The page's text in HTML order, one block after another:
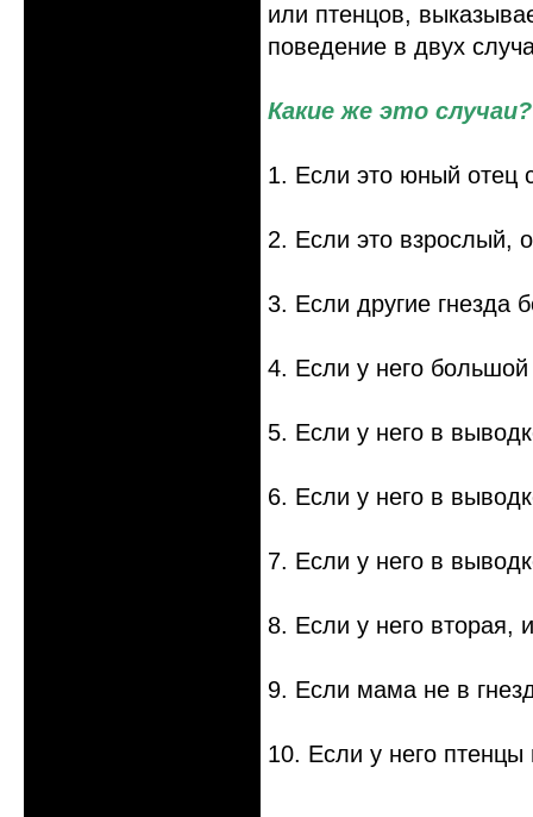
или птенцов,
поведение в двух
Какие же это случаи?
1. Если это юный отец
2. Если это взрослый,
3. Если другие гнезда
4. Если у него
5. Если у него в
6. Если у него в
7. Если у него в
8. Если у него вторая,
9. Если мама не в
10. Если у него